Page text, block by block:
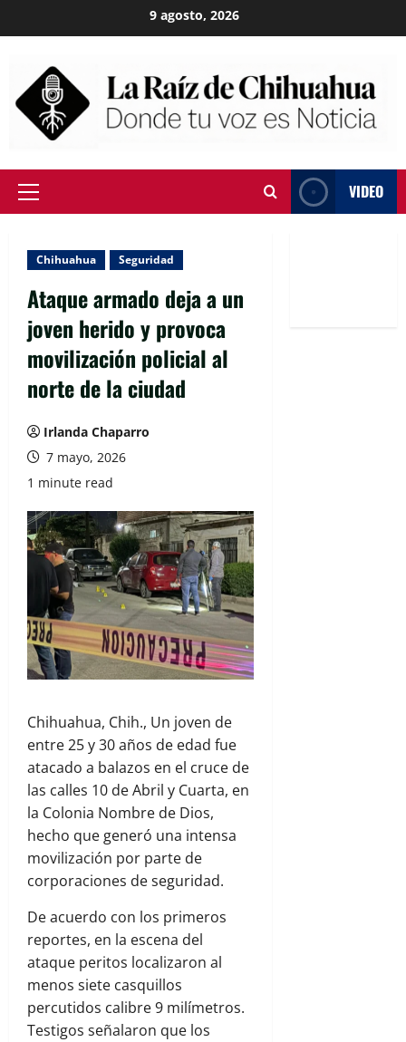
to
9 agosto, 2026
Primary
VIDEO
Chihuahua Seguridad
Ataque armado deja a un
joven herido y provoca
movilización policial al
norte de la ciudad
Irlanda Chaparro
7 mayo, 2026
1 minute read
Chihuahua, Chih., Un joven de
entre 25 y 30 años de edad fue
atacado a balazos en el cruce de
las calles 10 de Abril y Cuarta, en
la Colonia Nombre de Dios,
hecho que generó una intensa
movilización por parte de
corporaciones de seguridad.
De acuerdo con los primeros
reportes, en la escena del
ataque peritos localizaron al
menos siete casquillos
percutidos calibre 9 milímetros.
Testigos señalaron que los